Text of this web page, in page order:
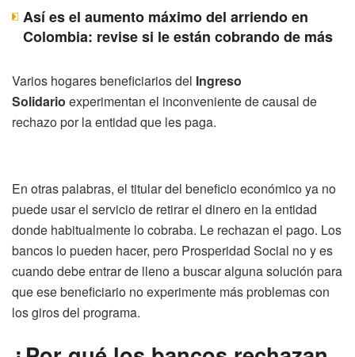
Así es el aumento máximo del arriendo en
Colombia: revise si le están cobrando de más
Varios hogares beneficiarios del Ingreso
Solidario experimentan el inconveniente de causal de
rechazo por la entidad que les paga.
En otras palabras, el titular del beneficio económico ya no
puede usar el servicio de retirar el dinero en la entidad
donde habitualmente lo cobraba. Le rechazan el pago. Los
bancos lo pueden hacer, pero Prosperidad Social no y es
cuando debe entrar de lleno a buscar alguna solución para
que ese beneficiario no experimente más problemas con
los giros del programa.